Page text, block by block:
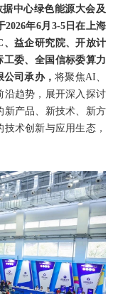
中心绿色能源大会及
年6月3-5日在上海
、益企研究院、开放计
委、全国信标委算力
公司承办，将聚焦AI、
沿趋势，展开深入探讨
新产品、新技术、新方
术创新与应用生态，